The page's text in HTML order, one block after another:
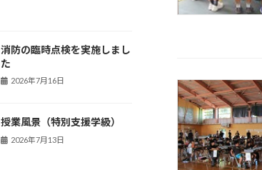
消防の臨時点検を実施しまし
た
2026年7月16日
授業風景（特別支援学級）
2026年7月13日